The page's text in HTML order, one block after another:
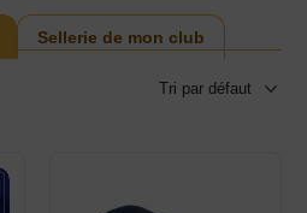
Sellerie de mon club